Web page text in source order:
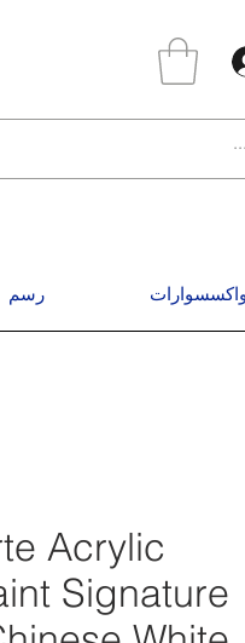
رسم
Acrylic
Signature